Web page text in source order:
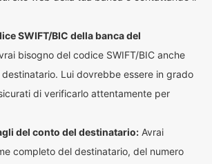
SWIFT/BIC della banca del
bisogno del codice SWIFT/BIC anche
Lui dovrebbe essere in grado
di verificarlo attentamente per
del conto del destinatario: Avrai
completo del destinatario, del numero